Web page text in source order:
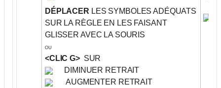
DÉPLACER LES SYMBOLES ADÉQUATS
SUR LA RÈGLE EN LES FAISANT
GLISSER AVEC LA SOURIS
ou
<CLIC G> SUR
DIMINUER RETRAIT
AUGMENTER RETRAIT